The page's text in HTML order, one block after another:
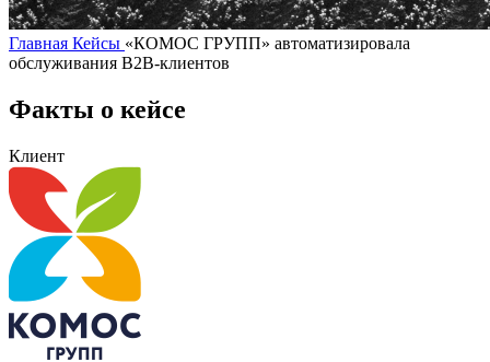
Главная Кейсы «КОМОС ГРУПП» автоматизировала
обслуживания B2B-клиентов
Факты о кейсе
Клиент